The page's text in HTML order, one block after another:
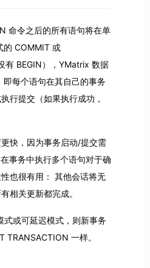
命令之后的所有语句将在单
的 COMMIT 或
有 BEGIN），YMatrix 数据
每个语句在其自己的事务
行提交（如果执行成功，
快，因为事务启动/提交需
事务中执行多个语句对于确
也很有用： 其他会话将无
相关更新都完成。
或可延迟模式，则新事务
TRANSACTION 一样。